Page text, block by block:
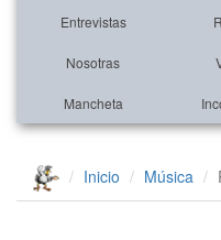
Entrevistas
Nosotras
Mancheta
Inicio Música